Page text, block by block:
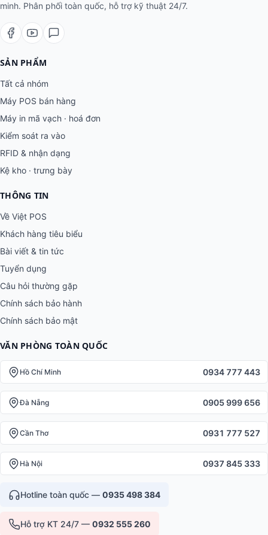
minh. Phân phối toàn quốc, hỗ trợ kỹ thuật 24/7.
SẢN PHẨM
Tất cả nhóm
Máy POS bán hàng
Máy in mã vạch · hoá đơn
Kiểm soát ra vào
RFID & nhận dạng
Kệ kho · trưng bày
THÔNG TIN
Về Việt POS
Khách hàng tiêu biểu
Bài viết & tin tức
Tuyển dụng
Câu hỏi thường gặp
Chính sách bảo hành
Chính sách bảo mật
VĂN PHÒNG TOÀN QUỐC
Hồ Chí Minh 0934 777 443
Đà Nẵng 0905 999 656
Cần Thơ 0931 777 527
Hà Nội 0937 845 333
Hotline toàn quốc — 0935 498 384
Hỗ trợ KT 24/7 — 0932 555 260